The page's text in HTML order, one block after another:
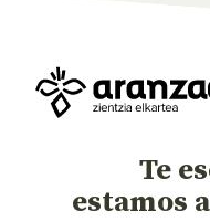
Te
estamos